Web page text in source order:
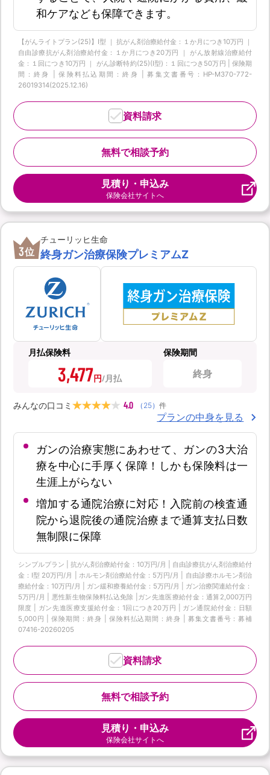
和ケアなども保障できます。
【がんライトプラン(25)】I型 ｜ 抗がん剤治療給付金：１か月につき10万円 ｜
自由診療抗がん剤治療給付金：１か月につき20万円 ｜ がん放射線治療給付
金：１回につき10万円 ｜ がん診断特約(25)(Ⅰ型)：１回につき50万円 | 保険期
間：終身 | 保険料払込期間：終身 | 募集文書番号：HP-M370-772-
26019314(2025.12.16)
無料で相談予約
資料請求
見積り・申込み
保険会社サイトへ
3位
チューリッヒ生命
終身ガン治療保険プレミアムZ
月払保険料
3,477円
保険期間
終身
みんなの口コミ 4.0 （ 25） 件
プランの中身を見る
ガンの治療実態にあわせて、ガンの3大治
療を中心に手厚く保障！しかも保険料は一
生涯上がらない
増加する通院治療に対応！入院前の検査通
院から退院後の通院治療まで通算支払日数
無制限に保障
シンプルプラン | 抗がん剤治療給付金：10万円/月 | 自由診療抗がん剤治療給付
金：Ⅰ型 20万円/月 | ホルモン剤治療給付金：5万円/月 | 自由診療ホルモン剤治
療給付金：10万円/月 | ガン緩和療養給付金：5万円/月 | ガン治療関連給付金：
5万円/月 | 悪性新生物保険料払込免除 |ガン先進医療給付金：通算2,000万円
限度 | ガン先進医療支援給付金：1回につき20万円 | ガン通院給付金：日額
5,000円 | 保険期間：終身 | 保険料払込期間：終身 | 募集文書番号：募補
07416-20260205
無料で相談予約
資料請求
見積り・申込み
保険会社サイトへ